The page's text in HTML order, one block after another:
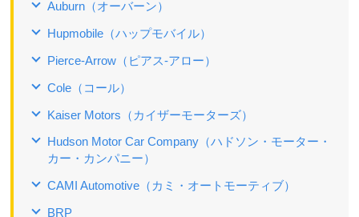
Auburn（オーバーン）
Hupmobile（ハップモバイル）
Pierce-Arrow（ピアス‐アロー）
Cole（コール）
Kaiser Motors（カイザーモーターズ）
Hudson Motor Car Company（ハドソン・モーター・
カー・カンパニー）
CAMI Automotive（カミ・オートモーティブ）
BRP